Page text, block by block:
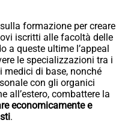
formazione per creare
iscritti alle facoltà delle
a queste ultime l’appeal
le specializzazioni tra i
medici di base, nonché
con gli organici
all’estero, combattere la
economicamente e
.